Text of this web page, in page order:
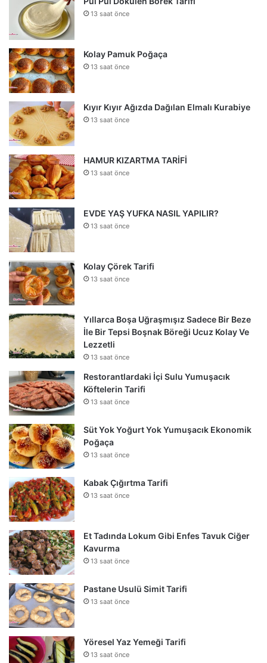
13 saat önce
Kolay Pamuk Poğaça
13 saat önce
Kıyır Kıyır Ağızda Dağılan Elmalı Kurabiye
13 saat önce
HAMUR KIZARTMA TARİFİ
13 saat önce
EVDE YAŞ YUFKA NASIL YAPILIR?
13 saat önce
Kolay Çörek Tarifi
13 saat önce
Yıllarca Boşa Uğraşmışız Sadece Bir Beze
İle Bir Tepsi Boşnak Böreği Ucuz Kolay Ve
Lezzetli
13 saat önce
Restorantlardaki İçi Sulu Yumuşacık
Köftelerin Tarifi
13 saat önce
Süt Yok Yoğurt Yok Yumuşacık Ekonomik
Poğaça
13 saat önce
Kabak Çığırtma Tarifi
13 saat önce
Et Tadında Lokum Gibi Enfes Tavuk Ciğer
Kavurma
13 saat önce
Pastane Usulü Simit Tarifi
13 saat önce
Yöresel Yaz Yemeği Tarifi
13 saat önce